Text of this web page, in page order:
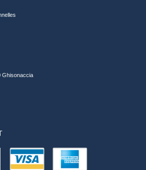
Ghisonaccia